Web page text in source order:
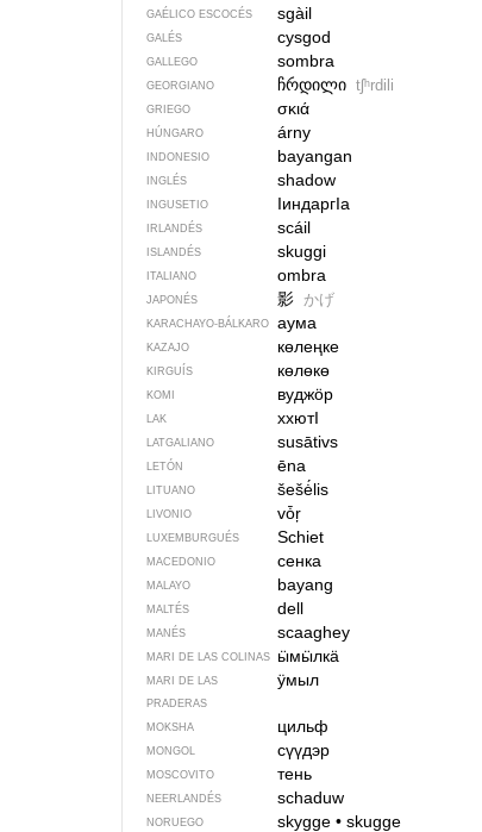
GAÉLICO ESCOCÉS sgàil
GALÉS cysgod
GALLEGO sombra
GEORGIANO ჩრდილი tʃʰrdili
GRIEGO σκιά
HÚNGARO árny
INDONESIO bayangan
INGLÉS shadow
INGUSETIO IиндаргIа
IRLANDÉS scáil
ISLANDÉS skuggi
ITALIANO ombra
JAPONÉS 影 かげ
KARACHAYO-BÁLKARO аума
KAZAJO көлеңке
KIRGUÍS көлөкө
KOMI вуджӧр
LAK ххютI
LATGALIANO susātivs
LETÓN ēna
LITUANO šešė́lis
LIVONIO vȱŗ
LUXEMBURGUÉS Schiet
MACEDONIO сенка
MALAYO bayang
MALTÉS dell
MANÉS scaaghey
MARI DE LAS COLINAS ӹмӹлкӓ
MARI DE LAS
PRADERAS
ӱмыл
MOKSHA цильф
MONGOL сүүдэр
MOSCOVITO тень
NEERLANDÉS schaduw
NORUEGO skygge •skugge